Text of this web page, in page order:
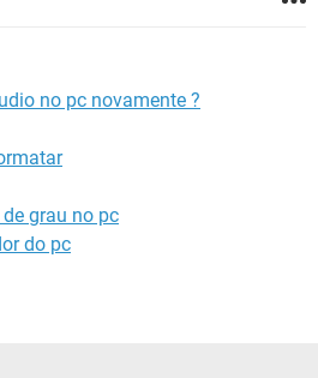
no pc novamente ?
grau no pc
do pc